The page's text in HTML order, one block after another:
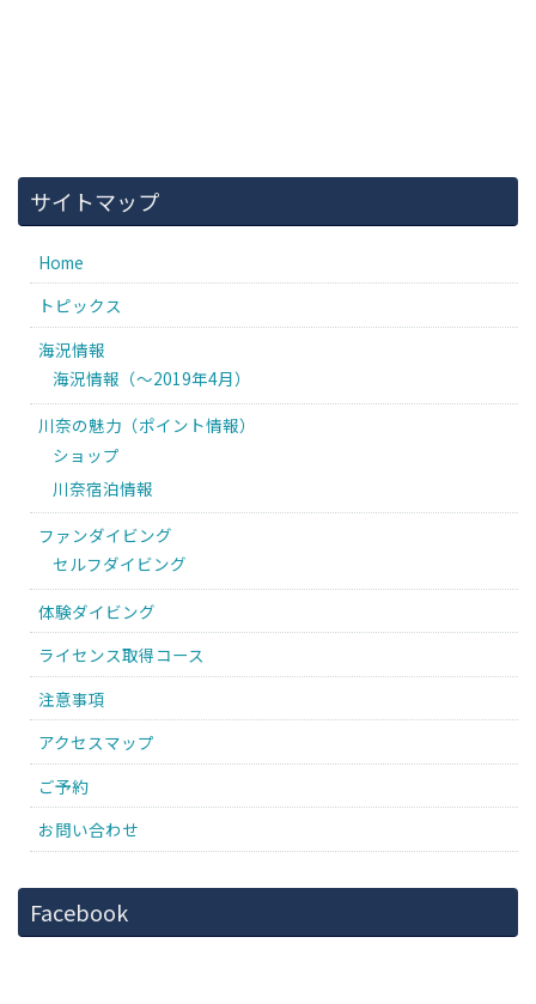
サイトマップ
Home
トピックス
海況情報
海況情報（〜2019年4月）
川奈の魅力（ポイント情報）
ショップ
川奈宿泊情報
ファンダイビング
セルフダイビング
体験ダイビング
ライセンス取得コース
注意事項
アクセスマップ
ご予約
お問い合わせ
Facebook